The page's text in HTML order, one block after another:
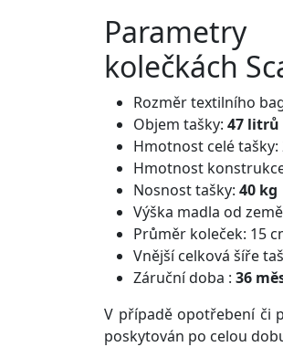
kolečkách
Rozměr textilního
Objem tašky: 47 litrů
Hmotnost celé tašky:
Hmotnost
Nosnost tašky: 40 kg
Výška madla od
Průměr koleček: 15
Vnější celková šíře
Záruční doba : 36
V případě opotřebení či
poskytován po celou